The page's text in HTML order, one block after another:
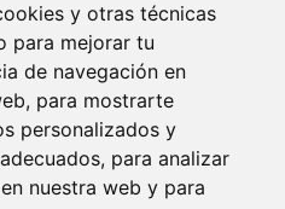
y otras técnicas
para mejorar tu
de navegación en
para mostrarte
personalizados y
para analizar
nuestra web y para